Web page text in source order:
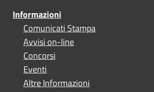
Informazioni
Comunicati Stampa
Avvisi on-line
Concorsi
Eventi
Altre Informazioni